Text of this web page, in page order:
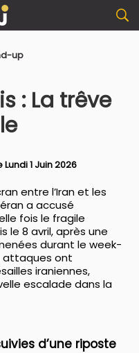
up
: La trêve
Lundi 1 Juin 2026
entre l’Iran et les
a accusé
fois le fragile
le 8 avril, après une
durant le week-
attaques ont
iraniennes,
escalade dans la
d’une riposte